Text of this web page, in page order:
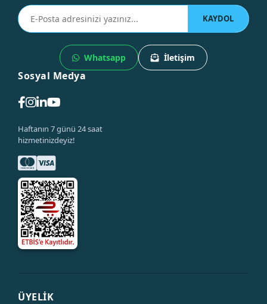
KAYDOL
Whatsapp İletişim
Sosyal Medya
Haftanın 7 günü 24 saat
hizmetinizdeyiz!
ÜYELİK